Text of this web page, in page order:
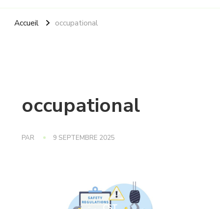
Accueil occupational
occupational
PAR 9 SEPTEMBRE 2025